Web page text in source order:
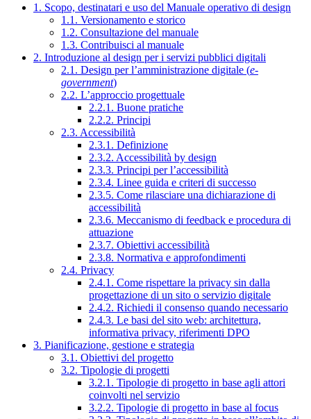
1. Scopo, destinatari e uso del Manuale operativo di design
1.1. Versionamento e storico
1.2. Consultazione del manuale
1.3. Contribuisci al manuale
2. Introduzione al design per i servizi pubblici digitali
2.1. Design per l’amministrazione digitale (e-
government)
2.2. L’approccio progettuale
2.2.1. Buone pratiche
2.2.2. Principi
2.3. Accessibilità
2.3.1. Definizione
2.3.2. Accessibilità by design
2.3.3. Principi per l’accessibilità
2.3.4. Linee guida e criteri di successo
2.3.5. Come rilasciare una dichiarazione di
accessibilità
2.3.6. Meccanismo di feedback e procedura di
attuazione
2.3.7. Obiettivi accessibilità
2.3.8. Normativa e approfondimenti
2.4. Privacy
2.4.1. Come rispettare la privacy sin dalla
progettazione di un sito o servizio digitale
2.4.2. Richiedi il consenso quando necessario
2.4.3. Le basi del sito web: architettura,
informativa privacy, riferimenti DPO
3. Pianificazione, gestione e strategia
3.1. Obiettivi del progetto
3.2. Tipologie di progetti
3.2.1. Tipologie di progetto in base agli attori
coinvolti nel servizio
3.2.2. Tipologie di progetto in base al focus